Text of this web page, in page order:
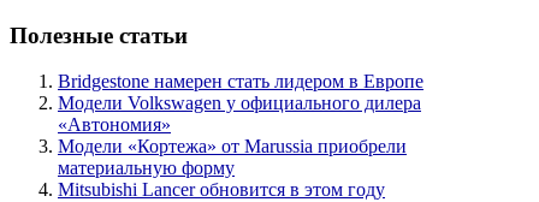
Полезные статьи
Bridgestone намерен стать лидером в Европе
Модели Volkswagen у официального дилера
«Автономия»
Модели «Кортежа» от Marussia приобрели
материальную форму
Mitsubishi Lancer обновится в этом году